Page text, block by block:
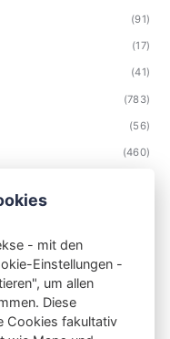
(91)
(17)
(41)
(783)
(56)
(460)
- mit den
Einstellungen -
um allen
Diese
Cookies fakultativ